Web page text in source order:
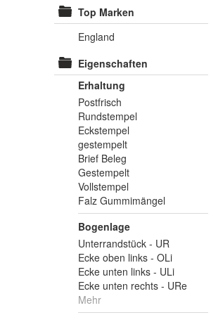
Top Marken
England
Eigenschaften
Erhaltung
Postfrisch
Rundstempel
Eckstempel
gestempelt
Brief Beleg
Gestempelt
Vollstempel
Falz Gummimängel
Bogenlage
Unterrandstück - UR
Ecke oben links - OLi
Ecke unten links - ULi
Ecke unten rechts - URe
Mehr